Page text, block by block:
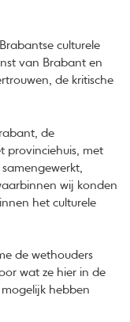
culturele
van Brabant en
de kritische
de
provinciehuis, met
wij konden
het culturele
de wethouders
wat ze hier in de
hebben